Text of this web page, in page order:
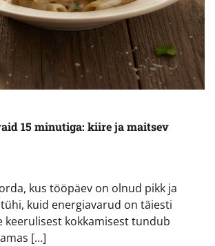
15 minutiga: kiire ja maitsev
kus tööpäev on olnud pikk ja
kuid energiavarud on täiesti
keerulisest kokkamisest tundub
[…]